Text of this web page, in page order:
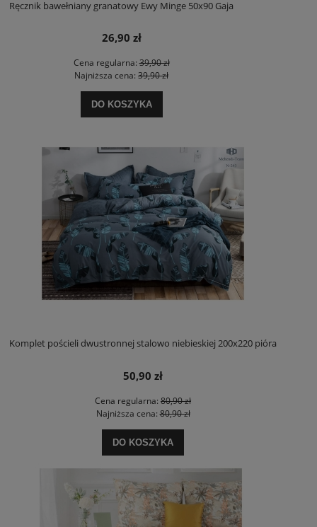
Ręcznik bawełniany granatowy Ewy Minge 50x90 Gaja
26,90 zł
Cena regularna:39,90 zł
Najniższa cena: 39,90 zł
DO KOSZYKA
Komplet pościeli dwustronnej stalowo niebieskiej 200x220 pióra
50,90 zł
Cena regularna: 80,90 zł
Najniższa cena:80,90 zł
DO KOSZYKA